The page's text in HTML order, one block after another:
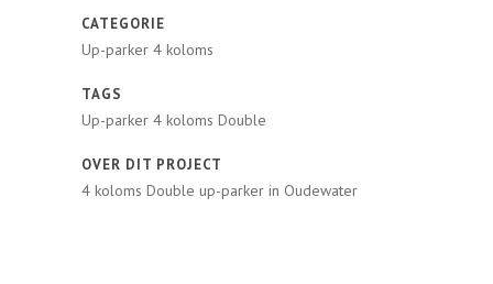
CATEGORIE
Up-parker 4 koloms
TAGS
Up-parker 4 koloms Double
OVER DIT PROJECT
4 koloms Double up-parker in Oudewater